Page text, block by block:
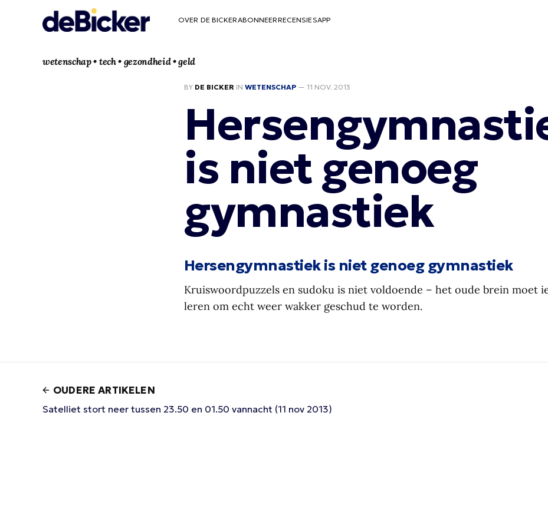
OVER DE BICKERABONNEERRECENSIESAPP
wetenschap • tech • gezondheid • geld
BY DE BICKER IN WETENSCHAP — 11 NOV. 2013
is niet genoeg
gymnastiek
Hersengymnastiek is niet genoeg gymnastiek
Kruiswoordpuzzels en sudoku is niet voldoende – het oude brein moet
leren om echt weer wakker geschud te worden.
OUDERE ARTIKELEN
Satelliet stort neer tussen 23.50 en 01.50 vannacht (11 nov 2013)